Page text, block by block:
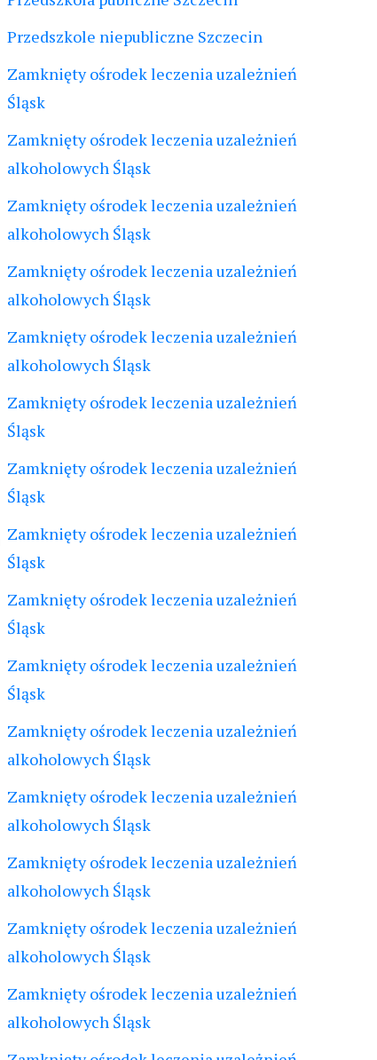
Przedszkole niepubliczne Szczecin
Zamknięty ośrodek leczenia uzależnień
Śląsk
Zamknięty ośrodek leczenia uzależnień
alkoholowych Śląsk
Zamknięty ośrodek leczenia uzależnień
alkoholowych Śląsk
Zamknięty ośrodek leczenia uzależnień
alkoholowych Śląsk
Zamknięty ośrodek leczenia uzależnień
alkoholowych Śląsk
Zamknięty ośrodek leczenia uzależnień
Śląsk
Zamknięty ośrodek leczenia uzależnień
Śląsk
Zamknięty ośrodek leczenia uzależnień
Śląsk
Zamknięty ośrodek leczenia uzależnień
Śląsk
Zamknięty ośrodek leczenia uzależnień
Śląsk
Zamknięty ośrodek leczenia uzależnień
alkoholowych Śląsk
Zamknięty ośrodek leczenia uzależnień
alkoholowych Śląsk
Zamknięty ośrodek leczenia uzależnień
alkoholowych Śląsk
Zamknięty ośrodek leczenia uzależnień
alkoholowych Śląsk
Zamknięty ośrodek leczenia uzależnień
alkoholowych Śląsk